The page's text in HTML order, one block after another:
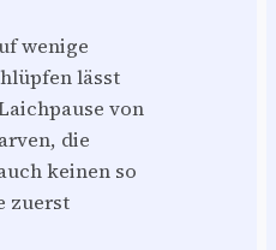
wenige
lässt
von
die
keinen so
zuerst